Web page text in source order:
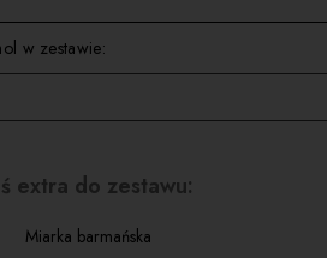
w zestawie:
Paprocky Single Malt 700ml +39,99zł
extra do zestawu:
Miarka barmańska